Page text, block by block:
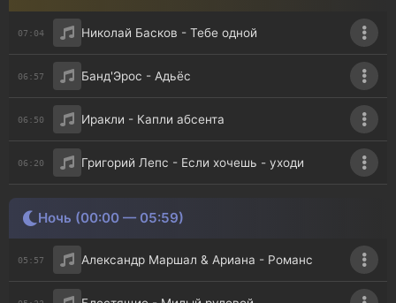
07:04 Николай Басков - Тебе одной
06:57 Банд'Эрос - Адьёс
06:50 Иракли - Капли абсента
06:20 Григорий Лепс - Если хочешь - уходи
Ночь (00:00 — 05:59)
05:57 Александр Маршал & Ариана - Романс